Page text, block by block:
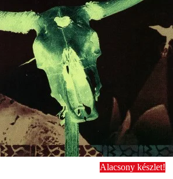
Alacsony készlet!